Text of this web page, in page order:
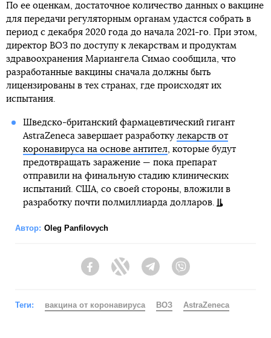
По ее оценкам, достаточное количество данных о вакцине
для передачи регуляторным органам удастся собрать в
период с декабря 2020 года до начала 2021-го. При этом,
директор ВОЗ по доступу к лекарствам и продуктам
здравоохранения Мариангела Симао сообщила, что
разработанные вакцины сначала должны быть
лицензированы в тех странах, где происходят их
испытания.
Шведско-британский фармацевтический гигант
AstraZeneca завершает разработку лекарств от
коронавируса на основе антител, которые будут
предотвращать заражение — пока препарат
отправили на финальную стадию клинических
испытаний. США, со своей стороны, вложили в
разработку почти полмиллиарда долларов.
Автор: Oleg Panfilovych
FacebookTwitter Telegram
Теги: вакцина от коронавируса ВОЗ AstraZeneca